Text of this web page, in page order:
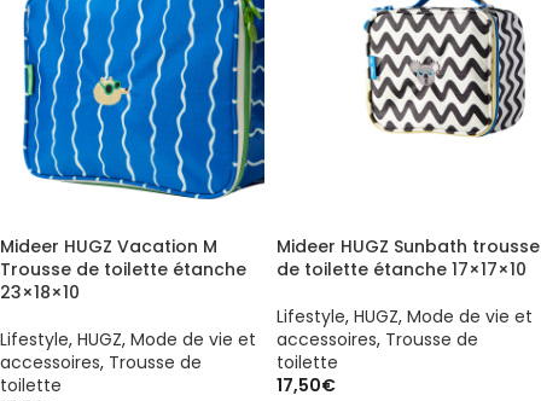
Mideer HUGZ Vacation M
Trousse de toilette étanche
23×18×10
Lifestyle, HUGZ, Mode de vie et
accessoires, Trousse de
toilette
Mideer HUGZ Sunbath trousse
de toilette étanche 17×17×10
Lifestyle, HUGZ, Mode de vie et
accessoires, Trousse de
toilette
17,50€